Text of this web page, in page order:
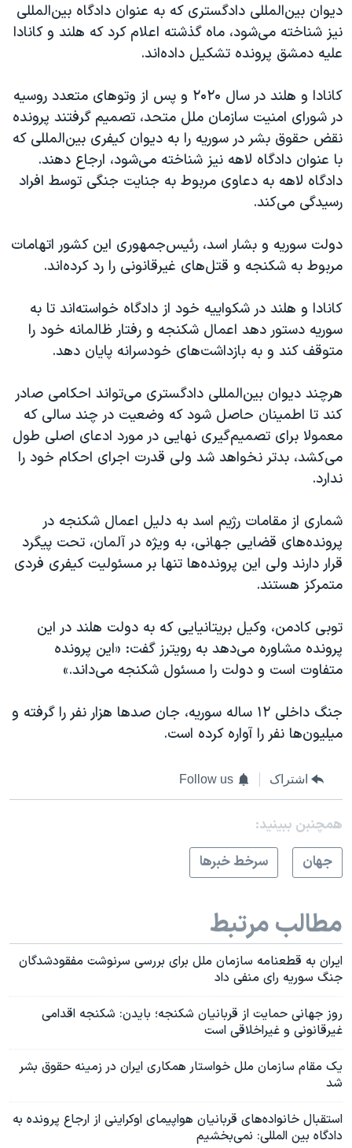
صفحه‌های ویژه
سفر پرزیدنت ترامپ به چین
دیوان بین‌المللی دادگستری که به عنوان دادگاه بین‌المللی
نیز شناخته می‌شود، ماه گذشته اعلام کرد که هلند و کانادا
علیه دمشق پرونده تشکیل داده‌اند.
کانادا و هلند در سال ۲۰۲۰ و پس از وتوهای متعدد روسیه
در شورای امنیت سازمان ملل متحد، تصمیم گرفتند پرونده
نقض حقوق بشر در سوریه را به دیوان کیفری بین‌المللی که
با عنوان دادگاه لاهه نیز شناخته می‌شود، ارجاع دهند.
دادگاه لاهه به دعاوی مربوط به جنایت جنگی توسط افراد
رسیدگی می‌کند.
دولت سوریه و بشار اسد، رئیس‌جمهوری این کشور اتهامات
مربوط به شکنجه و قتل‌های غیرقانونی را رد کرده‌اند.
کانادا و هلند در شکواییه خود از دادگاه خواسته‌اند تا به
سوریه دستور دهد اعمال شکنجه و رفتار ظالمانه خود را
متوقف کند و به بازداشت‌های خودسرانه پایان دهد.
هرچند دیوان بین‌المللی دادگستری می‌تواند احکامی صادر
کند تا اطمینان حاصل شود که وضعیت در چند سالی که
معمولا برای تصمیم‌گیری نهایی در مورد ادعای اصلی طول
می‌کشد، بدتر نخواهد شد ولی قدرت اجرای احکام خود را
ندارد.
شماری از مقامات رژیم اسد به دلیل اعمال شکنجه در
پرونده‌های قضایی جهانی، به ویژه در آلمان، تحت پیگرد
قرار دارند ولی این پرونده‌ها تنها بر مسئولیت کیفری فردی
متمرکز هستند.
توبی کادمن، وکیل بریتانیایی که به دولت هلند در این
پرونده مشاوره می‌دهد به رویترز گفت: «این پرونده
متفاوت است و دولت را مسئول شکنجه می‌داند.»
جنگ داخلی ۱۲ ساله سوریه، جان صدها هزار نفر را گرفته و
میلیون‌ها نفر را آواره کرده است.
اشتراک Follow us
همچنبن ببینید:
جهان
سرخط خبرها
مطالب مرتبط
ایران به قطعنامه سازمان ملل برای بررسی سرنوشت مفقودشدگان
جنگ سوریه رای منفی داد
روز جهانی حمایت از قربانیان شکنجه؛ بایدن: شکنجه اقدامی
غیرقانونی و غیراخلاقی است
یک مقام سازمان ملل خواستار همکاری ایران در زمینه حقوق بشر
شد
استقبال خانواده‌های قربانیان هواپیمای اوکراینی از ارجاع پرونده به
دادگاه بین المللی: نمی‌بخشیم